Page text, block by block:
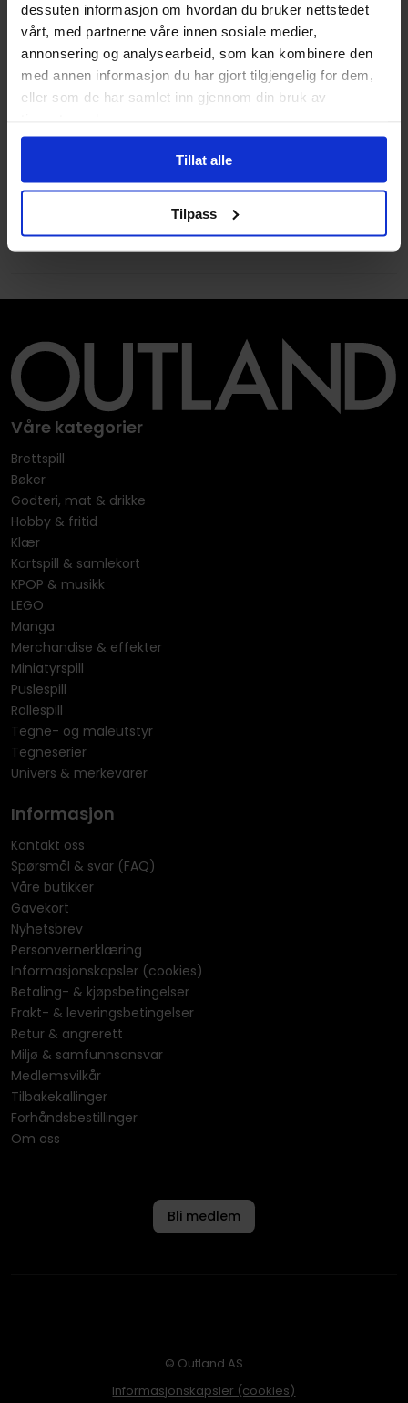
dessuten informasjon om hvordan du bruker nettstedet
vårt, med partnerne våre innen sosiale medier,
annonsering og analysearbeid, som kan kombinere den
med annen informasjon du har gjort tilgjengelig for dem,
eller som de har samlet inn gjennom din bruk av
Tillat alle
Tilpass
Aldersgruppe
Voksen
Illustrasjoner
176 Illustrations
Avansert Format
Paperback
Våre kategorier
Brettspill
Bøker
Godteri, mat & drikke
Hobby & fritid
Klær
Kortspill & samlekort
KPOP & musikk
LEGO
Manga
Merchandise & effekter
Miniatyrspill
Puslespill
Rollespill
Tegne- og maleutstyr
Tegneserier
Univers & merkevarer
Informasjon
Kontakt oss
Spørsmål & svar (FAQ)
Våre butikker
Gavekort
Nyhetsbrev
Personvernerklæring
Informasjonskapsler (cookies)
Betaling- & kjøpsbetingelser
Frakt- & leveringsbetingelser
Retur & angrerett
Miljø & samfunnsansvar
Medlemsvilkår
Tilbakekallinger
Forhåndsbestillinger
Om oss
Bli medlem
© Outland AS
Informasjonskapsler (cookies)